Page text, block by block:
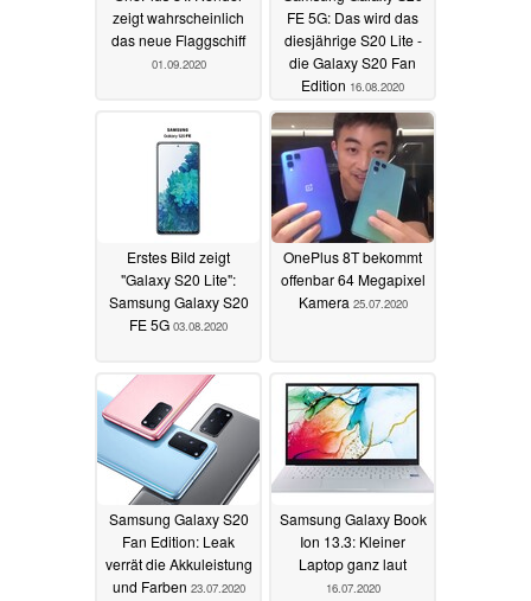
zeigt wahrscheinlich
das neue Flaggschiff
01.09.2020
FE 5G: Das wird das
diesjährige S20 Lite -
die Galaxy S20 Fan
Edition 16.08.2020
Erstes Bild zeigt
"Galaxy S20 Lite":
Samsung Galaxy S20
FE 5G 03.08.2020
OnePlus 8T bekommt
offenbar 64 Megapixel
Kamera 25.07.2020
Samsung Galaxy S20
Fan Edition: Leak
verrät die Akkuleistung
und Farben 23.07.2020
Samsung Galaxy Book
Ion 13.3: Kleiner
Laptop ganz laut
16.07.2020